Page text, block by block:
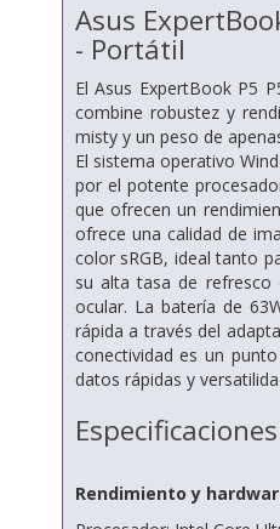
Asus
- Portátil
El Asus ExpertBook P5
combine robustez y
misty y un peso de
El sistema operativo
por el potente
que ofrecen un
ofrece una calidad de
color sRGB, ideal tanto
su alta tasa de refresco
ocular. La batería de
rápida a través del
conectividad es un
datos rápidas y
Especificaciones
Rendimiento y